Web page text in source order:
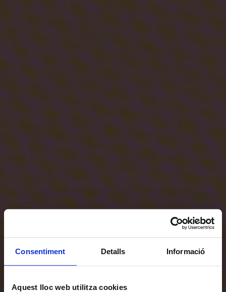
Consentiment Detalls Informació
Aquest lloc web utilitza cookies